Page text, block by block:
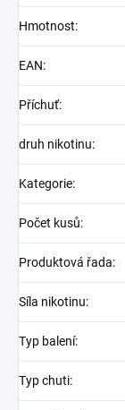
Hmotnost:
EAN:
Příchuť:
druh nikotinu:
Kategorie:
Počet kusů:
Produktová řada:
Síla nikotinu:
Typ balení:
Typ chuti: